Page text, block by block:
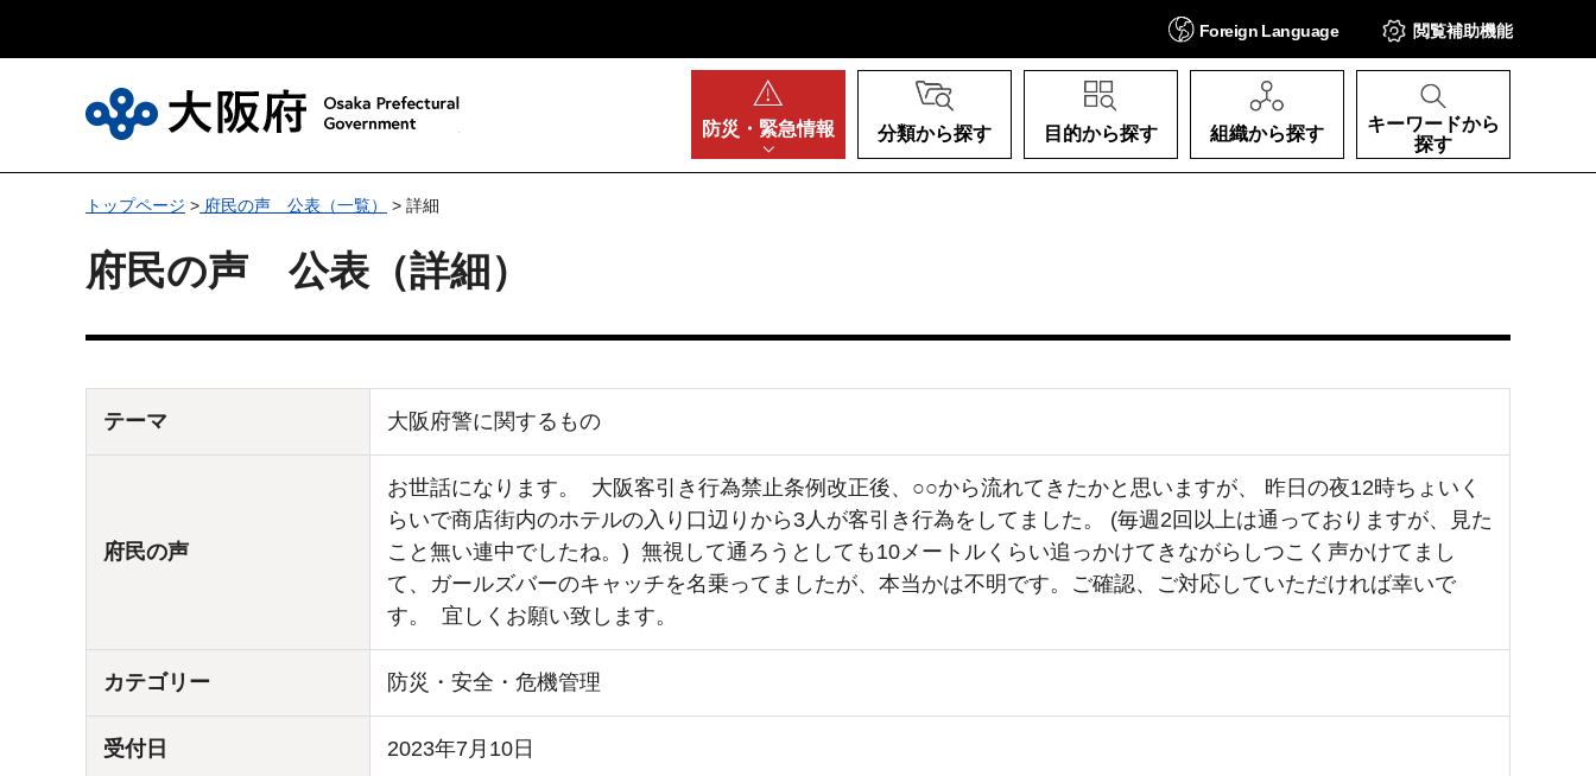
Foreign Language 閲覧補助機能
防災・ 緊急情報 分類から探す 目的から探す 組織から探す
キーワードから
探す
トップページ > 府民の声 公表（一覧） > 詳細
府民の声 公表（詳細）
テーマ 大阪府警に関するもの
府民の声
お世話になります。 大阪客引き行為禁止条例改正後、○○から流れてきたかと思いますが、 昨日の夜12時ちょいく
らいで商店街内のホテルの入り口辺りから3人が客引き行為をしてました。 (毎週2回以上は通っておりますが、見た
こと無い連中でしたね。) 無視して通ろうとしても10メートルくらい追っかけてきながらしつこく声かけてまし
て、ガールズバーのキャッチを名乗ってましたが、本当かは不明です。ご確認、ご対応していただければ幸いで
す。 宜しくお願い致します。
カテゴリー 防災・安全・危機管理
受付日 2023年7月10日